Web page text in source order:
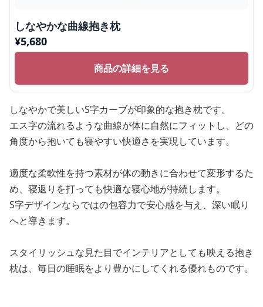
しなやかな曲線抱き枕
¥5,680
商品の詳細を見る
しなやかで美しいS字カーブが印象的な抱き枕です。
エス字の流れるような曲線が体に自然にフィットし、どの
角度から抱いても寝やすい快適さを実現しています。
適度な柔軟性を持つ素材が体の動きに合わせて変形するた
め、寝返りを打っても快適な寝心地が持続します。
S字デザインならではの包容力で安心感を与え、深い眠り
へと導きます。
スタイリッシュな見た目でインテリアとしても映える抱き
枕は、毎日の睡眠をより豊かにしてくれる優れものです。